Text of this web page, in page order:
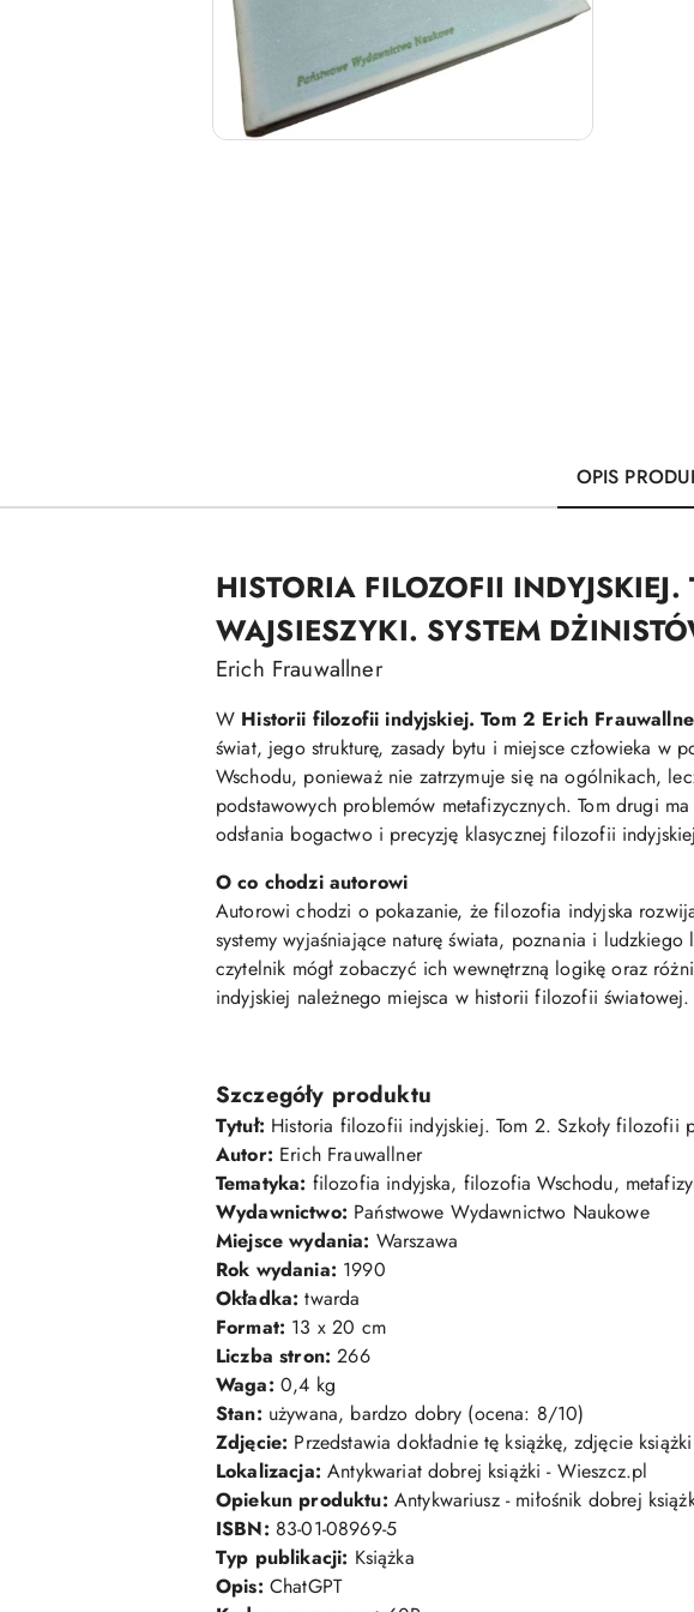
OPIS
HISTORIA FILOZOFII
WAJSIESZYKI. SYSTEM
Erich Frauwallner
W Historii filozofii indyjskiej. Tom 2 Erich
świat, jego strukturę, zasady bytu i miejsce człowieka w
Wschodu, ponieważ nie zatrzymuje się na ogólnikach,
podstawowych problemów metafizycznych. Tom drugi
odsłania bogactwo i precyzję klasycznej filozofii
O co chodzi autorowi
Autorowi chodzi o pokazanie, że filozofia indyjska
systemy wyjaśniające naturę świata, poznania i
czytelnik mógł zobaczyć ich wewnętrzną logikę oraz
indyjskiej należnego miejsca w historii filozofii światowej.
Szczegóły produktu
Tytuł: Historia filozofii indyjskiej. Tom 2. Szkoły filozofii
Autor: Erich Frauwallner
Tematyka: filozofia indyjska, filozofia Wschodu,
Wydawnictwo: Państwowe Wydawnictwo Naukowe
Miejsce wydania: Warszawa
Rok wydania: 1990
Okładka: twarda
Format: 13 x 20 cm
Liczba stron: 266
Waga: 0,4 kg
Stan: używana, bardzo dobry (ocena: 8/10)
Zdjęcie: Przedstawia dokładnie tę książkę, zdjęcie
Lokalizacja: Antykwariat dobrej książki - Wieszcz.pl
Opiekun produktu: Antykwariusz - miłośnik dobrej
ISBN: 83-01-08969-5
Typ publikacji: Książka
Opis: ChatGPT